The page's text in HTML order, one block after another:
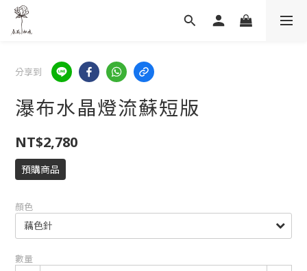
分享到
瀑布水晶燈流蘇短版
NT$2,780
預購商品
顏色
數量